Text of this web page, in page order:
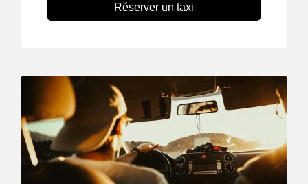
Réserver un taxi